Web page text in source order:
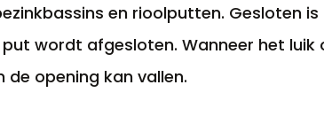
en rioolputten. Gesloten
wordt afgesloten. Wanneer het
opening kan vallen.